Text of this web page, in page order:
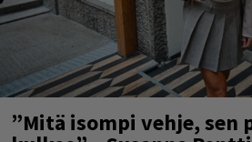
”Mitä isompi vehje, sen